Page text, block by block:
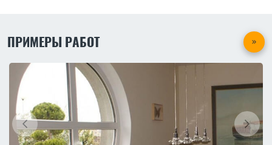
ПРИМЕРЫ РАБОТ